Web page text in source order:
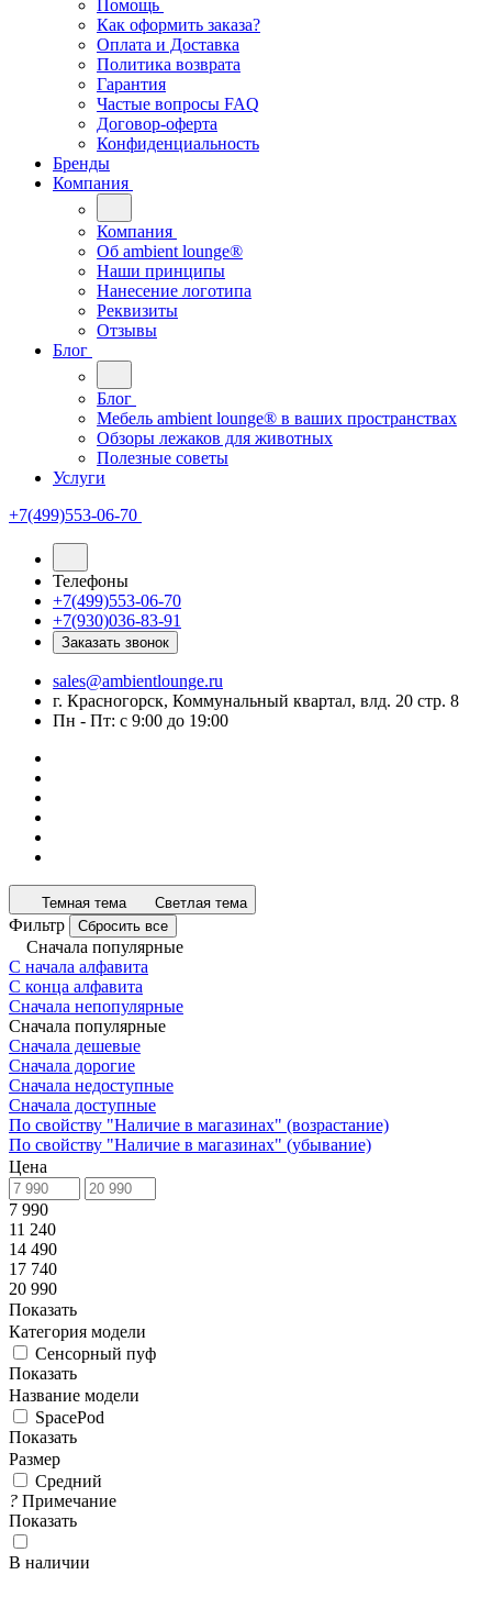
Помощь
Как оформить заказа?
Оплата и Доставка
Политика возврата
Гарантия
Частые вопросы FAQ
Договор-оферта
Конфиденциальность
Бренды
Компания
Компания
Oб ambient lounge®
Наши принципы
Нанесение логотипа
Реквизиты
Отзывы
Блог
Блог
Мебель ambient lounge® в ваших пространствах
Обзоры лежаков для животных
Полезные советы
Услуги
+7(499)553-06-70
Телефоны
+7(499)553-06-70
+7(930)036-83-91
Заказать звонок
sales@ambientlounge.ru
г. Красногорск, Коммунальный квартал, влд. 20 стр. 8
Пн - Пт: с 9:00 до 19:00
Темная тема Светлая тема
Фильтр Сбросить все
Сначала популярные
С начала алфавита
С конца алфавита
Сначала непопулярные
Сначала популярные
Сначала дешевые
Сначала дорогие
Сначала недоступные
Сначала доступные
По свойству "Наличие в магазинах" (возрастание)
По свойству "Наличие в магазинах" (убывание)
Цена
7 990
11 240
14 490
17 740
20 990
Показать
Категория модели
Сенсорный пуф
Показать
Название модели
SpacePod
Показать
Размер
Средний
? Примечание
Показать
В наличии